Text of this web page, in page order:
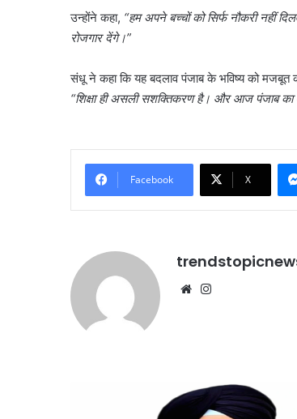
उन्होंने कहा, “हम अपने बच्चों को सिर्फ नौकरी नहीं
रोजगार देंगे।”
संधू ने कहा कि यह बदलाव पंजाब के भविष्य को मजबूत
“शिक्षा ही असली सशक्तिकरण है। और आज पंजाब का
Facebook X
Website